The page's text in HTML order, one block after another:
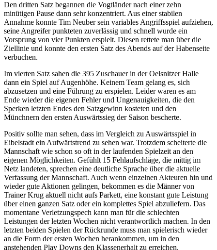
Den dritten Satz begannen die Vogtländer nach einer zehn
minütigen Pause dann sehr konzentriert. Aus einer stabilen
Annahme konnte Tim Neuber sein variables Angriffsspiel aufziehen,
seine Angreifer punkteten zuverlässig und schnell wurde ein
Vorsprung von vier Punkten erspielt. Diesen rettete man über die
Ziellinie und konnte den ersten Satz des Abends auf der Habenseite
verbuchen.
Im vierten Satz sahen die 395 Zuschauer in der Oelsnitzer Halle
dann ein Spiel auf Augenhöhe. Keinem Team gelang es, sich
abzusetzen und eine Führung zu erspielen. Leider waren es am
Ende wieder die eigenen Fehler und Ungenauigkeiten, die den
Sperken letzten Endes den Satzgewinn kosteten und den
Münchnern den ersten Auswärtssieg der Saison bescherte.
Positiv sollte man sehen, dass im Vergleich zu Auswärtsspiel in
Eibelstadt ein Aufwärtstrend zu sehen war. Trotzdem scheiterte die
Mannschaft wie schon so oft in der laufenden Spielzeit an den
eigenen Möglichkeiten. Gefühlt 15 Fehlaufschläge, die mittig im
Netz landeten, sprechen eine deutliche Sprache über die aktuelle
Verfassung der Mannschaft. Auch wenn einzelnen Akteuren hin und
wieder gute Aktionen gelingen, bekommen es die Männer von
Trainer Krug aktuell nicht aufs Parkett, eine konstant gute Leistung
über einen ganzen Satz oder ein komplettes Spiel abzuliefern. Das
momentane Verletzungspech kann man für die schlechten
Leistungen der letzten Wochen nicht verantwortlich machen. In den
letzten beiden Spielen der Rückrunde muss man spielerisch wieder
an die Form der ersten Wochen herankommen, um in den
anstehenden Play Downs den Klassenerhalt zu erreichen.